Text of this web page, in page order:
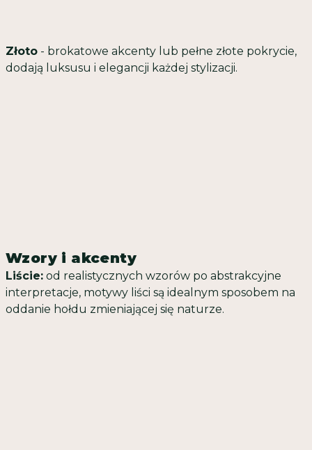
Złoto - brokatowe akcenty lub pełne złote pokrycie,
dodają luksusu i elegancji każdej stylizacji.
Wzory i akcenty
Liście: od realistycznych wzorów po abstrakcyjne
interpretacje, motywy liści są idealnym sposobem na
oddanie hołdu zmieniającej się naturze.